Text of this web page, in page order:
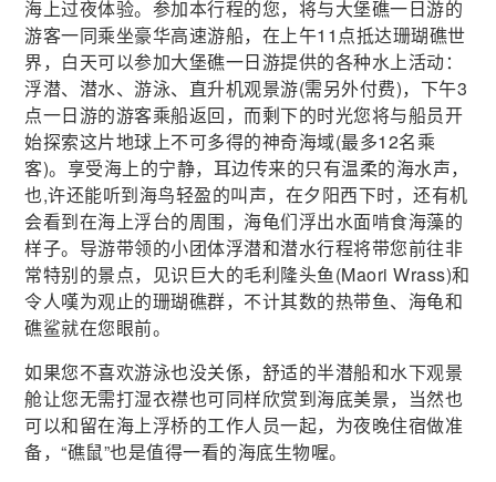
海上过夜体验。参加本行程的您，将与大堡礁一日游的
游客一同乘坐豪华高速游船，在上午11点抵达珊瑚礁世
界，白天可以参加大堡礁一日游提供的各种水上活动：
浮潜、潜水、游泳、直升机观景游(需另外付费)，下午3
点一日游的游客乘船返回，而剩下的时光您将与船员开
始探索这片地球上不可多得的神奇海域(最多12名乘
客)。享受海上的宁静，耳边传来的只有温柔的海水声，
也,许还能听到海鸟轻盈的叫声，在夕阳西下时，还有机
会看到在海上浮台的周围，海龟们浮出水面啃食海藻的
样子。导游带领的小团体浮潜和潜水行程将带您前往非
常特别的景点，见识巨大的毛利隆头鱼(Maori Wrass)和
令人嘆为观止的珊瑚礁群，不计其数的热带鱼、海龟和
礁鲨就在您眼前。
如果您不喜欢游泳也没关係，舒适的半潜船和水下观景
舱让您无需打湿衣襟也可同样欣赏到海底美景，当然也
可以和留在海上浮桥的工作人员一起，为夜晚住宿做准
备，“礁鼠”也是值得一看的海底生物喔。